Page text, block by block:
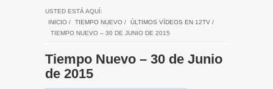
USTED ESTÁ AQUÍ:
INICIO / TIEMPO NUEVO / ÚLTIMOS VÍDEOS EN 12TV /
TIEMPO NUEVO – 30 DE JUNIO DE 2015
Tiempo Nuevo – 30 de Junio
de 2015